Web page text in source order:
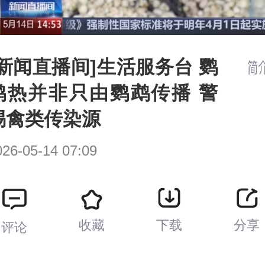
闻直播间]生活服务台 鹦
热并非只由鹦鹉传播 警
禽类传染源
05-14 07:09
评论 收藏 下载 分享